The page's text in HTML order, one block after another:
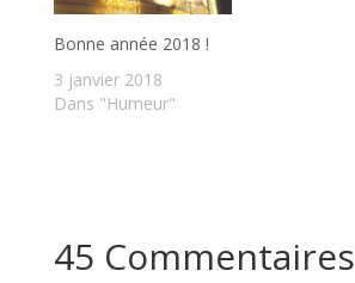
Bonne année 2018 !
3 janvier 2018
Dans "Humeur"
45 Commentaires